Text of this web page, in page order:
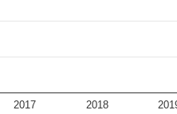
2017 2018